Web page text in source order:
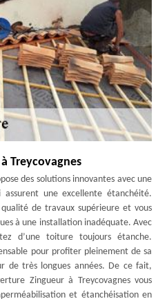
Treycovagnes
des solutions innovantes avec une
une excellente étanchéité.
de travaux supérieure et vous
à une installation inadéquate. Avec
d’une toiture toujours étanche.
pour profiter pleinement de sa
de très longues années. De ce fait,
Zingueur à Treycovagnes vous
et étanchéisation en